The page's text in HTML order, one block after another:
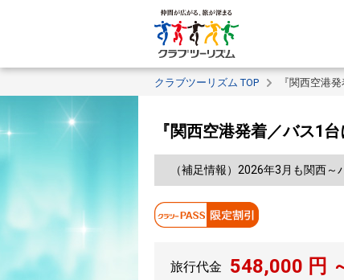
クラブツーリズム TOP 『関西空港
『関西空港発着／バス1
（補足情報）2026年3月も関西
旅行代金 548,000 円